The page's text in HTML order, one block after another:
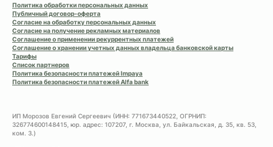
Политика обработки персональных данных
Публичный договор-оферта
Согласие на обработку персональных данных
Согласие на получение рекламных материалов
Соглашение о применении рекуррентных платежей
Соглашение о хранении учетных данных владельца банковской карты
Тарифы
Список партнеров
Политика безопасности платежей Impaya
Политика безопасности платежей Alfa bank
ИП Морозов Евгений Сергеевич (ИНН: 771673440522, ОГРНИП:
326774600148415, юр. адрес: 107207, г. Москва, ул. Байкальская, д. 35, кв. 53,
ком. 3.)